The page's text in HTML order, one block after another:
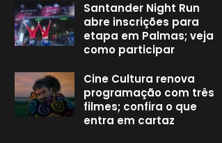
Santander Night Run
abre inscrições para
etapa em Palmas; veja
como participar
Cine Cultura renova
programação com três
filmes; confira o que
entra em cartaz